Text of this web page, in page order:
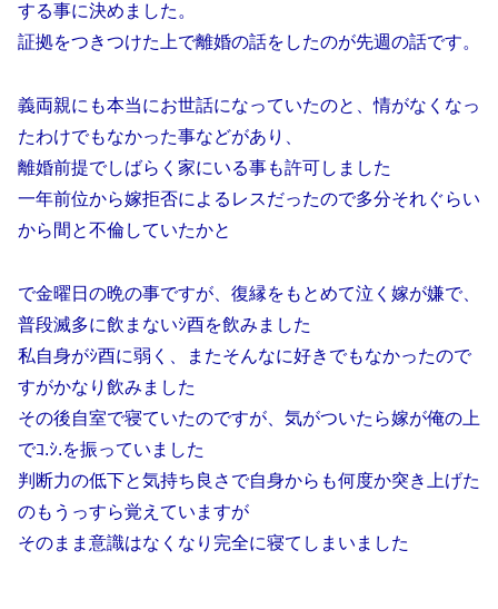
する事に決めました。
証拠をつきつけた上で離婚の話をしたのが先週の話です。
義両親にも本当にお世話になっていたのと、情がなくなっ
たわけでもなかった事などがあり、
離婚前提でしばらく家にいる事も許可しました
一年前位から嫁拒否によるレスだったので多分それぐらい
から間と不倫していたかと
で金曜日の晩の事ですが、復縁をもとめて泣く嫁が嫌で、
普段滅多に飲まないｼ酉を飲みました
私自身がｼ酉に弱く、またそんなに好きでもなかったので
すがかなり飲みました
その後自室で寝ていたのですが、気がついたら嫁が俺の上
でｺ.ｼ.を振っていました
判断力の低下と気持ち良さで自身からも何度か突き上げた
のもうっすら覚えていますが
そのまま意識はなくなり完全に寝てしまいました